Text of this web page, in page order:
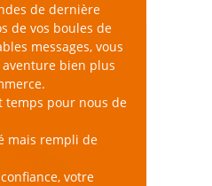
de dernière
de vos boules de
messages, vous
bien plus
temps pour nous de
mais rempli de
votre